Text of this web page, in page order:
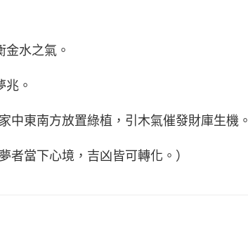
水之氣。
。
中東南方放置綠植，引木氣催發財庫生機。
者當下心境，吉凶皆可轉化。）